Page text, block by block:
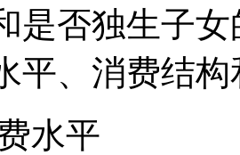
是否独生子
平、消费结
水平